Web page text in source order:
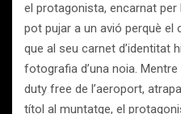
el protagonista, encarnat per
pot pujar a un avió perquè
que al seu carnet d’identitat
fotografia d’una noia.
duty free de l’aeroport,
títol al muntatge, el